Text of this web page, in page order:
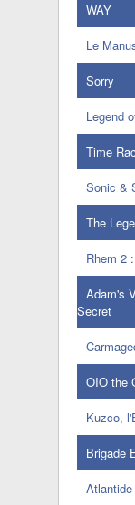
WAY
Le
Sorry
Legend
Time
Sonic &
The
Rhem 2
Adam's
Secret
OIO the
Kuzco,
Brigade